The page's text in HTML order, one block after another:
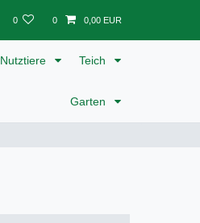
0 0 0,00 EUR
Nutztiere Teich
Garten